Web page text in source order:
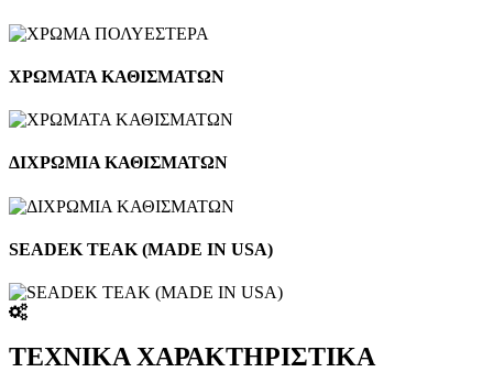
ΧΡΩΜΑΤΑ ΚΑΘΙΣΜΑΤΩΝ
ΔΙΧΡΩΜΙΑ ΚΑΘΙΣΜΑΤΩΝ
SEADEK TEAK (MADE IN USA)
ΤΕΧΝΙΚΑ ΧΑΡΑΚΤΗΡΙΣΤΙΚΑ